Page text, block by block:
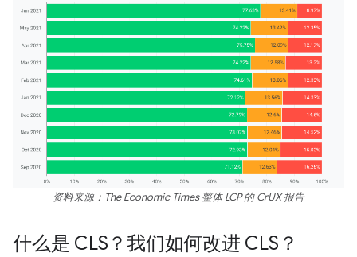
资料来源：The Economic Times 整体 LCP 的 CrUX 报告
什么是 CLS？我们如何改进 CLS？